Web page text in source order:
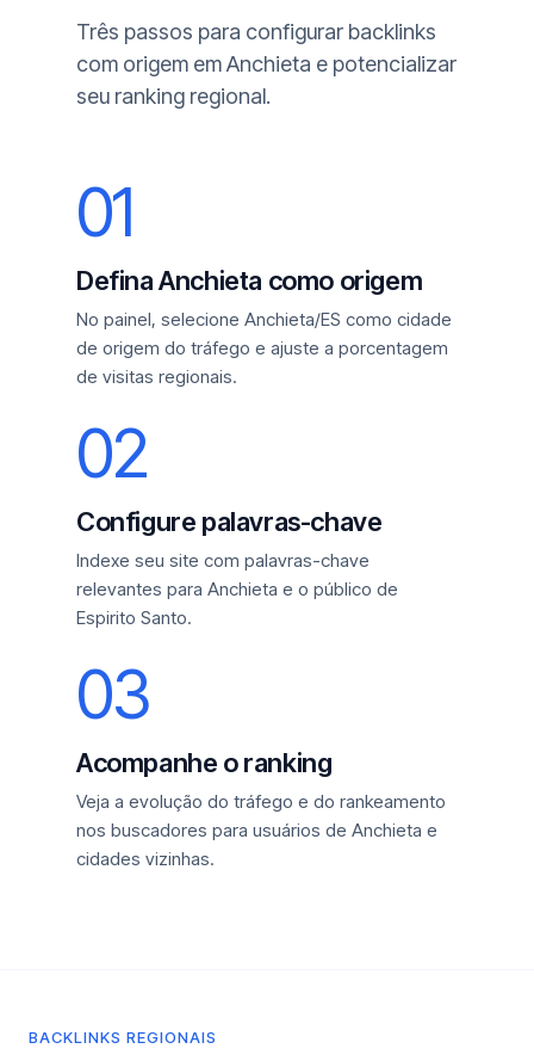
Três passos para configurar backlinks
com origem em Anchieta e potencializar
seu ranking regional.
01
Defina Anchieta como origem
No painel, selecione Anchieta/ES como cidade
de origem do tráfego e ajuste a porcentagem
de visitas regionais.
02
Configure palavras-chave
Indexe seu site com palavras-chave
relevantes para Anchieta e o público de
Espirito Santo.
03
Acompanhe o ranking
Veja a evolução do tráfego e do rankeamento
nos buscadores para usuários de Anchieta e
cidades vizinhas.
BACKLINKS REGIONAIS